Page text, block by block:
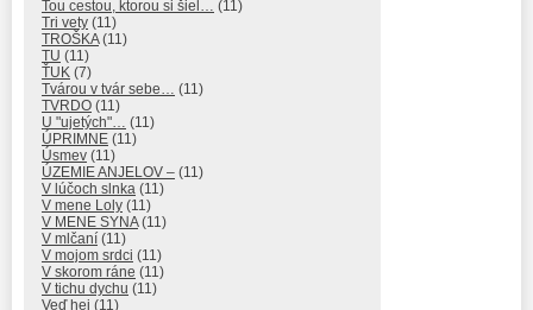
Tou cestou, ktorou si šiel… (11)
Tri vety (11)
TROŠKA(11)
TU (11)
ŤUK (7)
Tvárou v tvár sebe… (11)
TVRDO (11)
U "ujetých"… (11)
ÚPRIMNE (11)
Úsmev (11)
ÚZEMIE ANJELOV – (11)
V lúčoch slnka (11)
V mene Loly (11)
V MENE SYNA(11)
V mlčaní (11)
V mojom srdci (11)
V skorom ráne (11)
V tichu dychu (11)
Veď hej (11)